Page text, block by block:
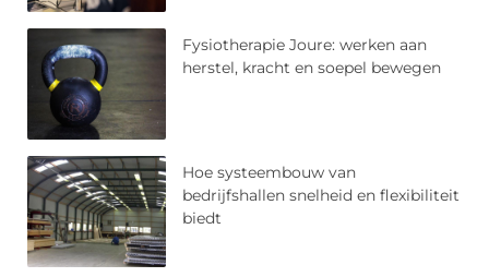
Fysiotherapie Joure: werken aan
herstel, kracht en soepel bewegen
Hoe systeembouw van
bedrijfshallen snelheid en flexibiliteit
biedt